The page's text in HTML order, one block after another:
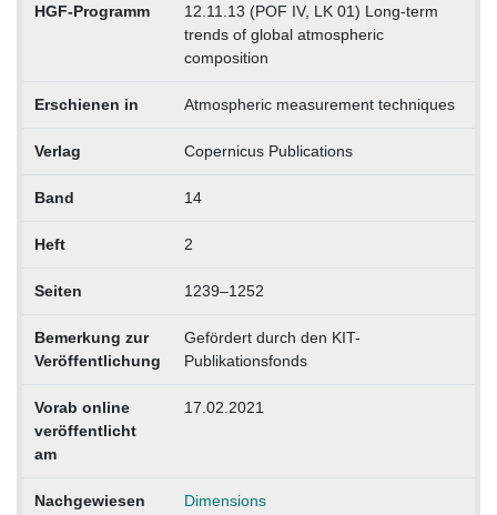
HGF-Programm
12.11.13 (POF IV, LK 01) Long-term
trends of global atmospheric
composition
Erschienen in Atmospheric measurement techniques
Verlag Copernicus Publications
Band 14
Heft 2
Seiten 1239–1252
Bemerkung zur
Veröffentlichung
Gefördert durch den KIT-
Publikationsfonds
Vorab online
veröffentlicht
am
17.02.2021
Nachgewiesen
Dimensions